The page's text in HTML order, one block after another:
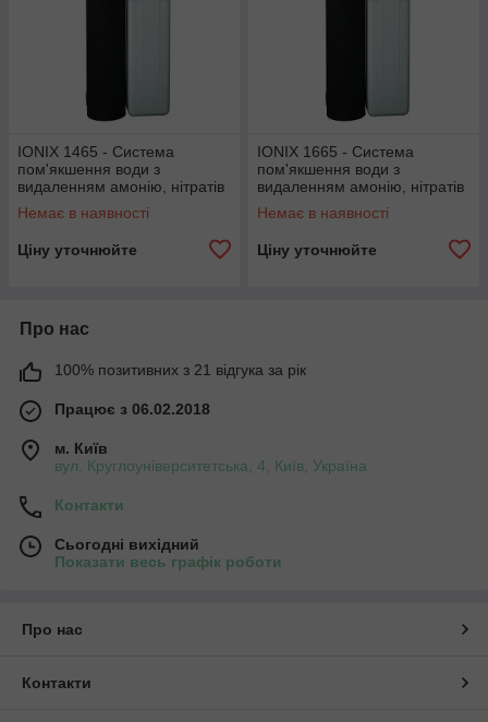
IONIX 1465 - Система
пом'якшення води з
видаленням амонію, нітратів
і нітритів до 4,3 м³/год
Немає в наявності
Ціну уточнюйте
IONIX 1665 - Система
пом'якшення води з
видаленням амонію, нітратів
і нітритів до 5,5 м³/год
Немає в наявності
Ціну уточнюйте
Про нас
100% позитивних з 21 відгука за рік
Працює з 06.02.2018
м. Київ
вул. Круглоуніверситетська, 4, Київ, Україна
Контакти
Сьогодні вихідний
Показати весь графік роботи
Про нас
Контакти